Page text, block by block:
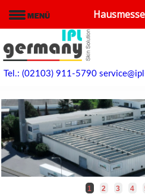
Tel.: (02103) 911-5790
1 2 3 4